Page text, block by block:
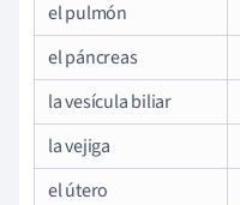
el pulmón
el páncreas
la vesícula biliar
la vejiga
el útero